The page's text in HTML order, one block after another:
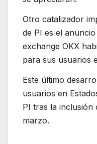
Otro catalizador
de PI es el
exchange OKX
para sus usuarios
Este último
usuarios en
PI tras la inclusión
marzo.